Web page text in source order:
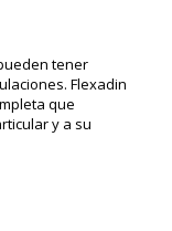
tener
Flexadin
que
y a su